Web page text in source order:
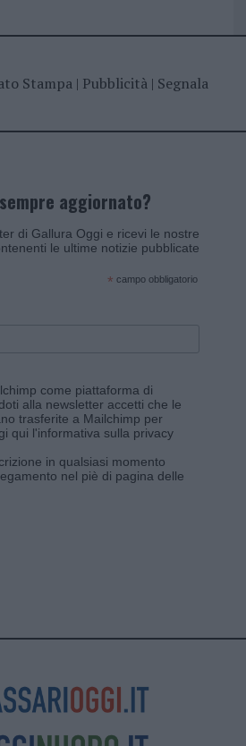
Stampa| Pubblicità| Segnala
aggiornato?
di Gallura Oggi e ricevi le nostre
le ultime notizie pubblicate
* campo obbligatorio
come piattaforma di
alla newsletter accetti che le
trasferite a Mailchimp per
qui l'informativa sulla privacy
in qualsiasi momento
nel piè di pagina delle